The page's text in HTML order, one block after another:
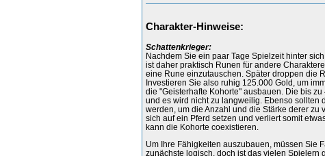
Charakter-Hinweise:
Schattenkrieger:
Nachdem Sie ein paar Tage Spielzeit hinter
ist daher praktisch Runen für andere
eine Rune einzutauschen. Später droppen die
Investieren Sie also ruhig 125.000 Gold, um
die "Geisterhafte Kohorte" ausbauen. Die bis
und es wird nicht zu langweilig. Ebenso sollten
werden, um die Anzahl und die Stärke derer zu
sich auf ein Pferd setzen und verliert somit
kann die Kohorte coexistieren.
Um Ihre Fähigkeiten auszubauen, müssen Sie
zunächste logisch, doch ist das vielen Spielern